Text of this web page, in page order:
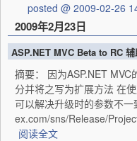
posted @ 2009-02-26
2009年2月23日
ASP.NET MVC Beta to RC
摘要： 因为ASP.NET
分并将之写为扩展方法 在
可以解决升级时的参数不
ex.com/sns/Release/
阅读全文